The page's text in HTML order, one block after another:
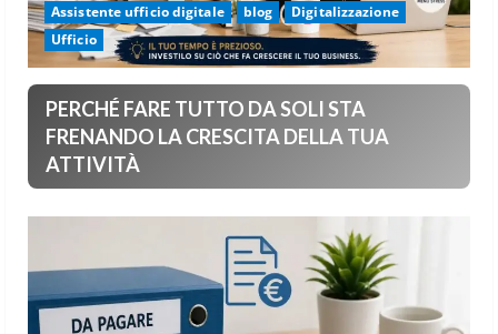
Assistente ufficio digitale blog
Digitalizzazione
Ufficio
PERCHÉ FARE TUTTO DA SOLI STA
FRENANDO LA CRESCITA DELLA TUA
ATTIVITÀ